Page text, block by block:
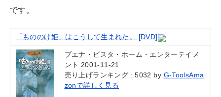
です。
「もののけ姫」はこうして生まれた。 [DVD]
ブエナ・ビスタ・ホーム・エンターテイメ
ント 2001-11-21
売り上げランキング : 5032 by G-ToolsAma
zonで詳しく見る